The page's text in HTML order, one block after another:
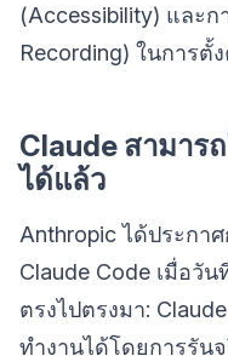
(Accessibility) และ
Recording) ในการตั้
Claude สามาร
ได้แล้ว
Anthropic ได้ประกา
Claude Code เมื่อวั
ตรงไปตรงมา:
ทำงานได้โดยการรัน